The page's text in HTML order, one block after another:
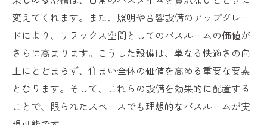
変えてくれます。また、照明や音響設備のアップグレー
ドにより、リラックス空間としてのバスルームの価値が
さらに高まります。こうした設備は、単なる快適さの向
上にとどまらず、住まい全体の価値を高める重要な要素
となります。そして、これらの設備を効果的に配置する
ことで、限られたスペースでも理想的なバスルームが実